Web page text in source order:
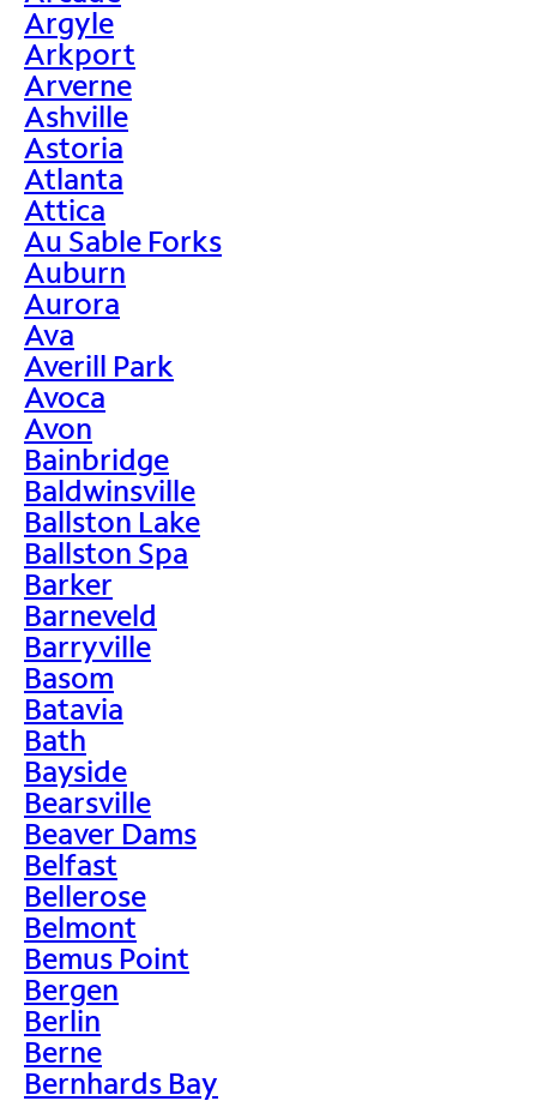
Argyle
Arkport
Arverne
Ashville
Astoria
Atlanta
Attica
Au Sable Forks
Auburn
Aurora
Ava
Averill Park
Avoca
Avon
Bainbridge
Baldwinsville
Ballston Lake
Ballston Spa
Barker
Barneveld
Barryville
Basom
Batavia
Bath
Bayside
Bearsville
Beaver Dams
Belfast
Bellerose
Belmont
Bemus Point
Bergen
Berlin
Berne
Bernhards Bay